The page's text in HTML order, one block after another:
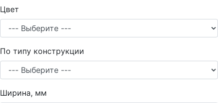
Цвет
По типу конструкции
Ширина, мм